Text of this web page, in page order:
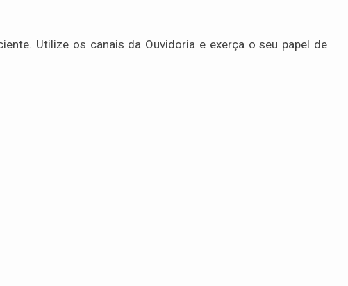
Utilize os canais da Ouvidoria e exerça o seu papel de